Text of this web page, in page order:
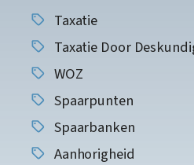
Taxatie
Taxatie Door
WOZ
Spaarpunten
Spaarbanken
Aanhorigheid